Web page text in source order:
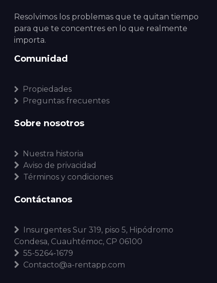
Resolvimos los problemas que te quitan tiempo
para que te concentres en lo que realmente
importa.
Comunidad
Propiedades
Preguntas frecuentes
Sobre nosotros
Nuestra historia
Aviso de privacidad
Términos y condiciones
Contáctanos
Insurgentes Sur 319, piso 5, Hipódromo
Condesa, Cuauhtémoc, CP 06100
55-5264-1679
Contacto@a-rentapp.com